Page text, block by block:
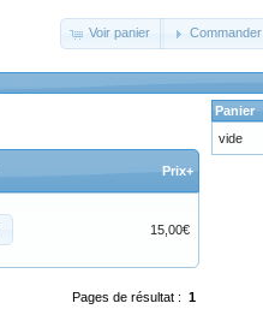
Voir panier Commander
Prix+
15,00€
Pages de résultat : 1
Panier
vide